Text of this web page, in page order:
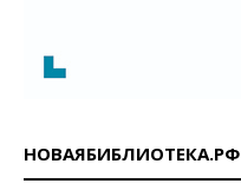
НОВАЯБИБЛИОТЕКА.РФ